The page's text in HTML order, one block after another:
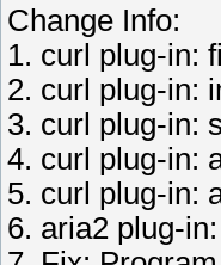
Change Info:
1. curl plug-in:
2. curl plug-in:
3. curl plug-in:
4. curl plug-in:
5. curl plug-in:
6. aria2 plug-